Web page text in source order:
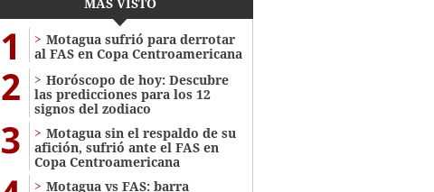
1
Motagua sufrió para derrotar
al FAS en Copa Centroamericana
2
Horóscopo de hoy: Descubre
las predicciones para los 12
signos del zodiaco
3
Motagua sin el respaldo de su
afición, sufrió ante el FAS en
Copa Centroamericana
Motagua vs FAS: barra